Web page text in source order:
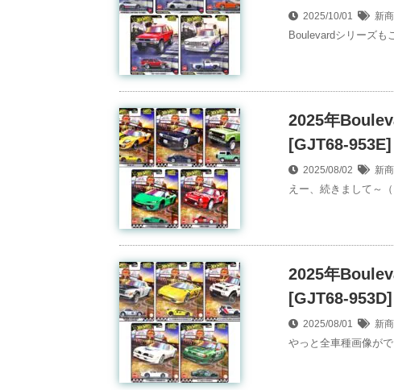
2025/10/01 新
Boulevardシリーズも
2025年
[GJT68-953E]
2025/08/02 新
えー、続きまして～
2025年
[GJT68-953D]
2025/08/01 新
やっと全車種画像が